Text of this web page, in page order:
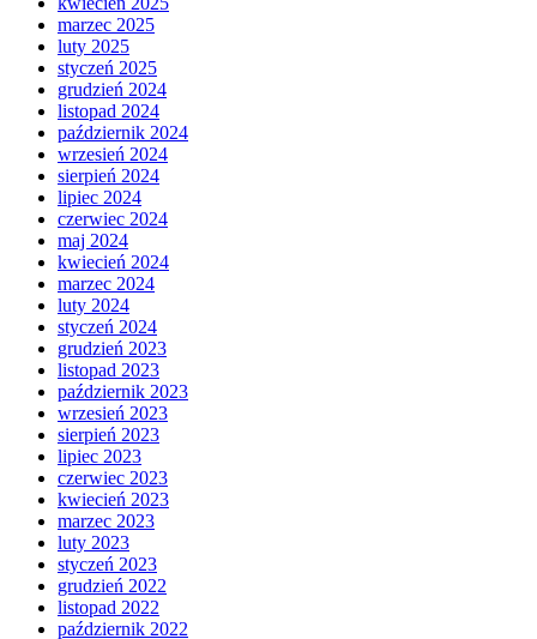
marzec 2025
luty 2025
styczeń 2025
grudzień 2024
listopad 2024
październik 2024
wrzesień 2024
sierpień 2024
lipiec 2024
czerwiec 2024
maj 2024
kwiecień 2024
marzec 2024
luty 2024
styczeń 2024
grudzień 2023
listopad 2023
październik 2023
wrzesień 2023
sierpień 2023
lipiec 2023
czerwiec 2023
kwiecień 2023
marzec 2023
luty 2023
styczeń 2023
grudzień 2022
listopad 2022
październik 2022